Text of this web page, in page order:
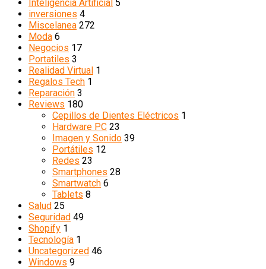
Inteligencia Artificial 5
inversiones 4
Miscelanea 272
Moda 6
Negocios 17
Portatiles 3
Realidad Virtual 1
Regalos Tech 1
Reparación 3
Reviews 180
Cepillos de Dientes Eléctricos 1
Hardware PC 23
Imagen y Sonido 39
Portátiles 12
Redes 23
Smartphones 28
Smartwatch 6
Tablets 8
Salud 25
Seguridad 49
Shopify 1
Tecnología 1
Uncategorized 46
Windows 9